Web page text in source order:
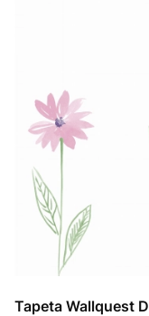
Tapeta Wallquest